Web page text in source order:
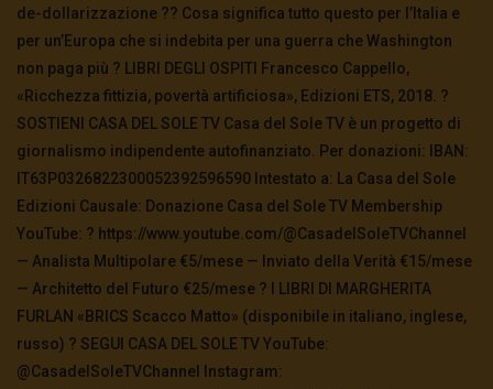
de-dollarizzazione ?? Cosa significa tutto questo per l’Italia e
per un’Europa che si indebita per una guerra che Washington
non paga più ? LIBRI DEGLI OSPITI Francesco Cappello,
«Ricchezza fittizia, povertà artificiosa», Edizioni ETS, 2018. ?
SOSTIENI CASA DEL SOLE TV Casa del Sole TV è un progetto di
giornalismo indipendente autofinanziato. Per donazioni: IBAN:
IT63P0326822300052392596590 Intestato a: La Casa del Sole
Edizioni Causale: Donazione Casa del Sole TV Membership
YouTube: ? https://www.youtube.com/@CasadelSoleTVChannel
— Analista Multipolare €5/mese — Inviato della Verità €15/mese
— Architetto del Futuro €25/mese ? I LIBRI DI MARGHERITA
FURLAN «BRICS Scacco Matto» (disponibile in italiano, inglese,
russo) ? SEGUI CASA DEL SOLE TV YouTube:
@CasadelSoleTVChannel Instagram: